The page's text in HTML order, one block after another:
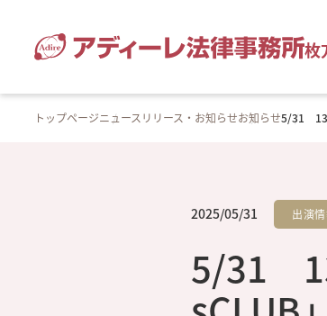
枚
トップページニュースリリース・お知らせお知らせ5/31 13
2025/05/31 出演
5/31